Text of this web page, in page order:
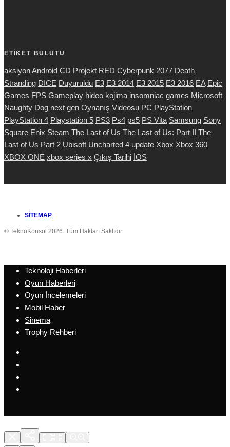
ETİKET BULUTU
aksiyonAndroid CD Projekt RED Cyberpunk 2077 Death
Stranding DICE Duyuruldu E3 E3 2014 E3 2015 E3 2016 EA Epic
Games FPS Gameplay hideo kojima insomniac games Microsoft
Naughty Dog next gen Oynanış Videosu PC PlayStation
PlayStation 4 Playstation 5 PS3 Ps4 ps5 PS Vita Samsung Sony
Square Enix Steam The Last of Us The Last of Us: Part II The
Last of Us Part 2 Ubisoft Uncharted 4 update Xbox Xbox 360
XBOX ONE xbox series x Çıkış Tarihi İOS
SITEMAP
© TeknoKonsol 2026. Tüm Hakları Saklıdır.
Teknoloji Haberleri
Oyun Haberleri
Oyun İncelemeleri
Mobil Haber
Sinema
Trophy Rehberi